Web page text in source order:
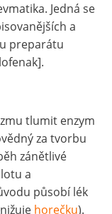
Jedná se
a
preparátu
tlumit enzym
za tvorbu
zánětlivé
a
působí lék
horečku).